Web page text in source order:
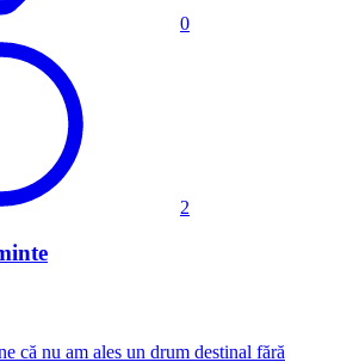
0
2
că nu am ales un drum destinal fără